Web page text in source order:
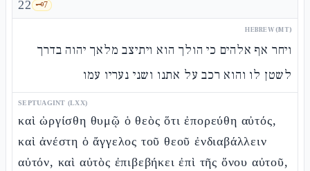
22 🗝️7
HEBREW (MT)
ויחר אף אלהים כי הולך הוא ויתיצב מלאך יהוה בדרך
לשטן לו והוא רכב על אתנו ושני נעריו עמו
SEPTUAGINT (LXX)
καὶ ὠργίσθη θυμῷ ὁ θεὸς ὅτι ἐπορεύθη αὐτός,
καὶ ἀνέστη ὁ ἄγγελος τοῦ θεοῦ ἐνδιαβάλλειν
αὐτόν, καὶ αὐτὸς ἐπιβεβήκει ἐπὶ τῆς ὄνου αὐτοῦ,